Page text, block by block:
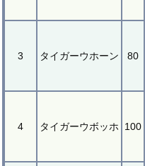
3 タイガーウホーン 80
4 タイガーウボッホ 100